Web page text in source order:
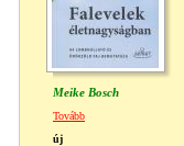
Meike Bosch
Tovább
új